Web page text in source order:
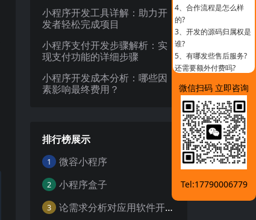
小程序开发工具详解：助力开
发者轻松完成项目
小程序支付开发步骤解析：实
现支付功能的详细步骤
小程序开发成本分析：哪些因
素影响最终费用？
排行榜展示
1 微容小程序
2 小程序盒子
3 论需求分析对应用软件开发的重要性
4、 合作流程是怎么样
的?
3、 开发的源码归属权是
谁?
5、 有哪发些售后服务?
还需要额外付费吗?
微信扫码 立即咨询
Tel:17790006779